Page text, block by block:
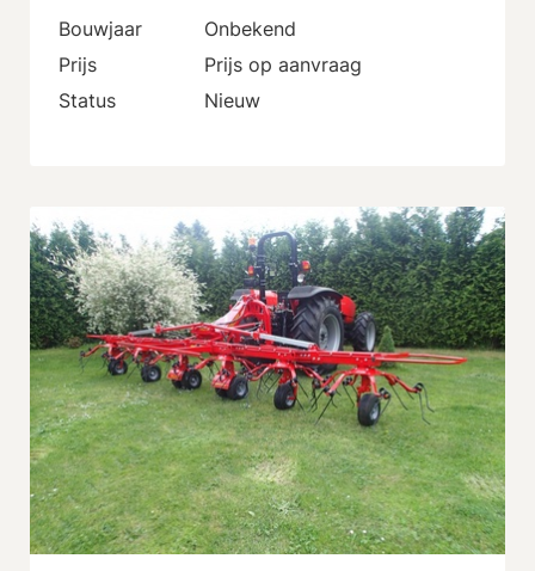
Bouwjaar
Onbekend
Prijs
Prijs op aanvraag
Status
Nieuw